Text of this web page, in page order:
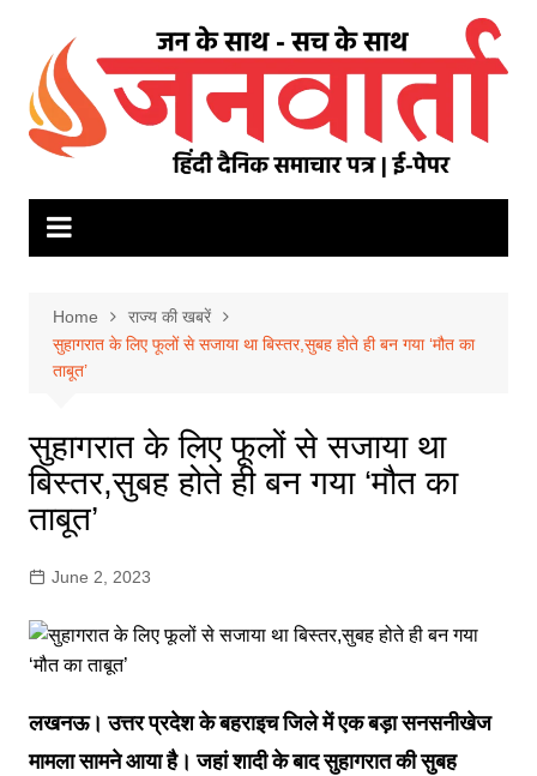
content
Home
राज्य की खबरें
सुहागरात के लिए फूलों से सजाया था बिस्तर,सुबह होते ही बन गया ‘मौत का
ताबूत’
सुहागरात के लिए फूलों से सजाया था
बिस्तर,सुबह होते ही बन गया ‘मौत का
ताबूत’
June 2, 2023
लखनऊ। उत्तर प्रदेश के बहराइच जिले में एक बड़ा सनसनीखेज
मामला सामने आया है। जहां शादी के बाद सुहागरात की सुबह